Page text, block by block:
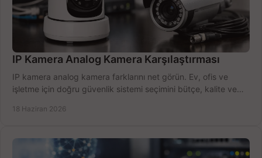
IP Kamera Analog Kamera Karşılaştırması
IP kamera analog kamera farklarını net görün. Ev, ofis ve
işletme için doğru güvenlik sistemi seçimini bütçe, kalite ve
18 Haziran 2026